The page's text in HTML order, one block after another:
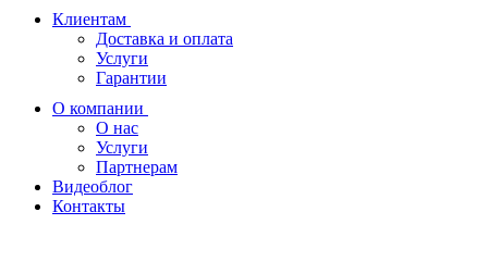
Клиентам
Доставка и оплата
Услуги
Гарантии
О компании
О нас
Услуги
Партнерам
Видеоблог
Контакты